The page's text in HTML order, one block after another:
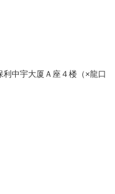
中宇大厦Ａ座４楼（×龍口